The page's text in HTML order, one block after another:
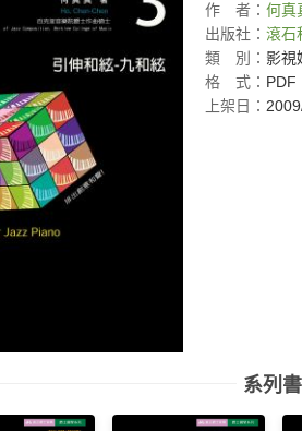
作 者： 何真
出版社： 滾石
類
別： 影視
格
式： PDF
上架日：
系列